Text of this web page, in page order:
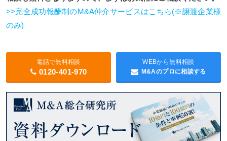
>>完全成功報酬制のM&A仲介サービスはこちら(※譲渡企業様
のみ)
電話で無料相談
0120-401-970
WEBから無料相談
M&Aのプロに相談する